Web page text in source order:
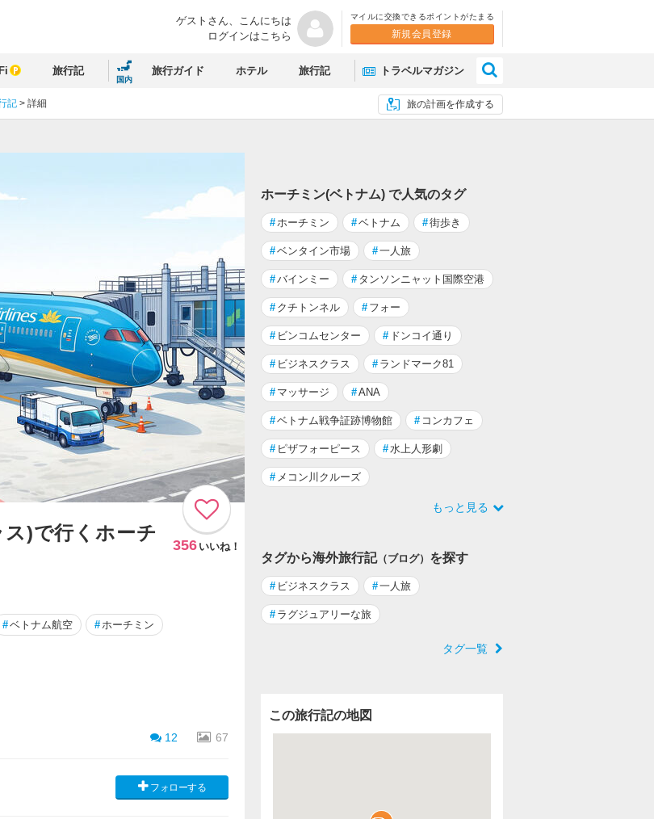
ゲストさん、 こんにちは
ログインはこちら
マイルに交換できるポイントがたまる
新規会員登録
旅行記
国内
旅行ガイド ホテル 旅行記 トラベルマガジン
旅の計画を作成する
記 > 詳細
)で行くホーチ
356 いいね！
#ベトナム航空 #ホーチミン
12 67
フォローする
ホーチミン(ベトナム) で人気のタグ
#ホーチミン #ベトナム #街歩き
#ベンタイン市場 #一人旅
#バインミー # タンソンニャット国際空港
# クチトンネル # フォー
# ビンコムセンター # ドンコイ通り
# ビジネスクラス # ランドマーク81
# マッサージ #ANA
#ベトナム戦争証跡博物館 # コンカフェ
# ピザフォーピース #水上人形劇
# メコン川クルーズ
もっと見る
タグから海外旅行記（ブログ） を探す
# ビジネスクラス #一人旅
# ラグジュアリーな旅
タグ一覧
この旅行記の地図